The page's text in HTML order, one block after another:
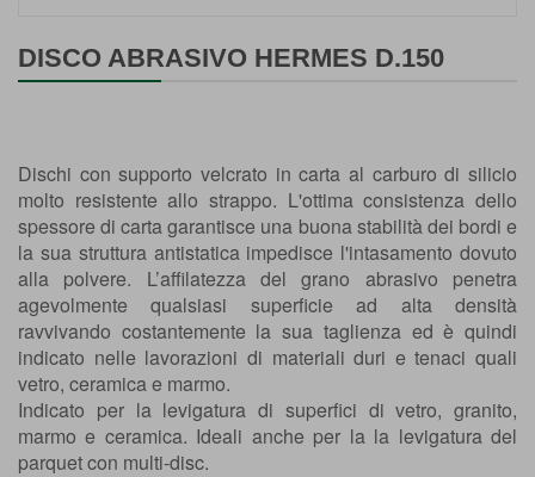
DISCO ABRASIVO HERMES D.150
all'inizio
della
Dischi con supporto velcrato in carta al carburo di silicio
molto resistente allo strappo. L'ottima consistenza dello
spessore di carta garantisce una buona stabilità dei bordi e
la sua struttura antistatica impedisce l'intasamento dovuto
alla polvere. L’affilatezza del grano abrasivo penetra
agevolmente qualsiasi superficie ad alta densità
ravvivando costantemente la sua taglienza ed è quindi
indicato nelle lavorazioni di materiali duri e tenaci quali
vetro, ceramica e marmo.
Indicato per la levigatura di superfici di vetro, granito,
marmo e ceramica. Ideali anche per la la levigatura del
parquet con multi-disc.